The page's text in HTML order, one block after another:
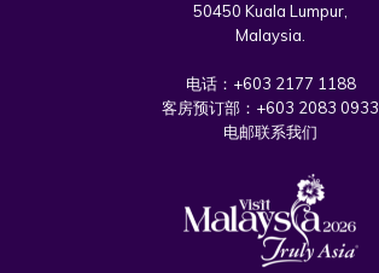
50450 Kuala Lumpur,
Malaysia.
电话： +603 2177 1188
客房预订部： +603 2083 0933
电邮联系我们